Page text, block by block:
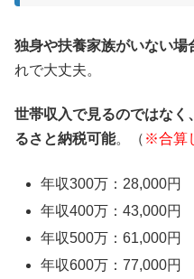
独身や扶養家族がいない場
れで大丈夫。
世帯収入で見るのではな
るさと納税可能。（ ※合算
年収300万：28,000円
年収400万：43,000円
年収500万：61,000円
年収600万：77,000円